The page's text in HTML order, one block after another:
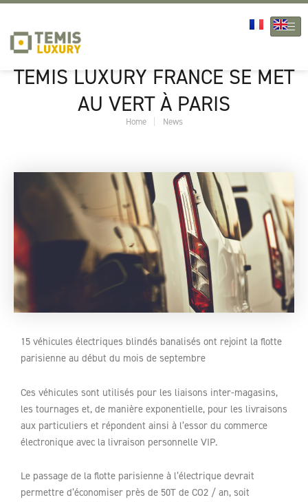
Aller
contenu
TEMIS LUXURY FRANCE SE MET
AU VERT À PARIS
Home News
15 véhicules électriques blindés banalisés ont rejoint la flotte
parisienne au début du mois de septembre
Ces véhicules sont utilisés pour les liaisons inter-magasins,
les tournages et, de manière exponentielle, pour les livraisons
aux particuliers et répondent ainsi à l’essor du commerce
électronique avec la livraison personnelle VIP.
Le passage de la flotte parisienne à l’électrique devrait
permettre d’économiser près de 50T de CO2 / an, soit